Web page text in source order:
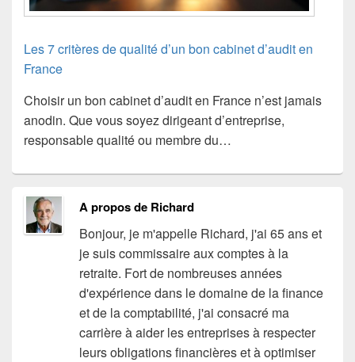
Les 7 critères de qualité d’un bon cabinet d’audit en
France
Choisir un bon cabinet d’audit en France n’est jamais
anodin. Que vous soyez dirigeant d’entreprise,
responsable qualité ou membre du…
A propos de Richard
Bonjour, je m'appelle Richard, j'ai 65 ans et
je suis commissaire aux comptes à la
retraite. Fort de nombreuses années
d'expérience dans le domaine de la finance
et de la comptabilité, j'ai consacré ma
carrière à aider les entreprises à respecter
leurs obligations financières et à optimiser